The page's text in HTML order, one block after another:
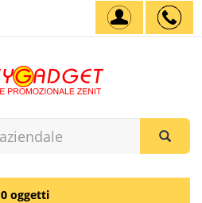
0 oggetti